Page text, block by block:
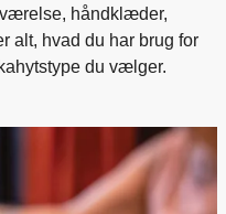
håndklæder,
alt, hvad du har brug for
du vælger.